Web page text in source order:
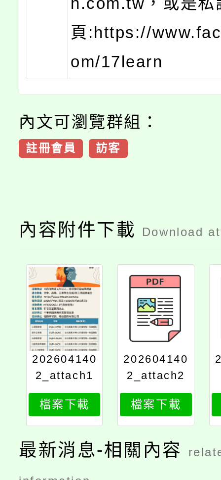
頁:https://
om/17learn
內文可瀏覽群組：
註冊會員 訪客
內容附件下載 Download
202604140
2_attach1
檔案下載
202604140
2_attach2
檔案下載
最新消息-相關內容